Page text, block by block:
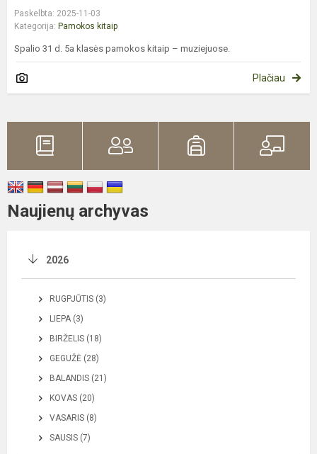
Paskelbta: 2025-11-03
Kategorija: Pamokos kitaip
Spalio 31 d. 5a klasės pamokos kitaip – muziejuose.
Plačiau
Naujienų archyvas
2026
RUGPJŪTIS (3)
LIEPA (3)
BIRŽELIS (18)
GEGUŽĖ (28)
BALANDIS (21)
KOVAS (20)
VASARIS (8)
SAUSIS (7)